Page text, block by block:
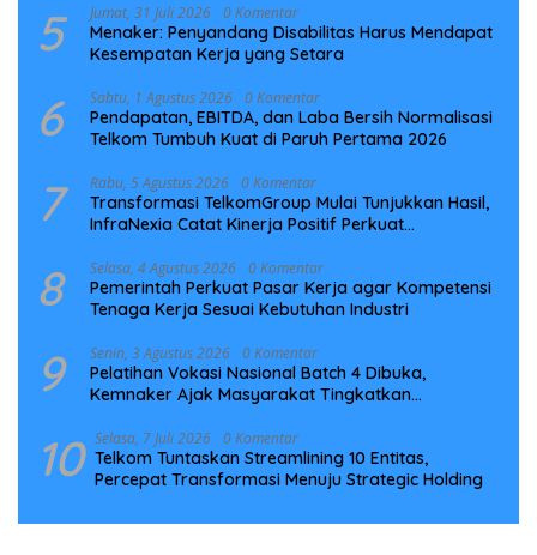
5 Jumat, 31 Juli 2026 0 Komentar
Menaker: Penyandang Disabilitas Harus Mendapat
Kesempatan Kerja yang Setara
6 Sabtu, 1 Agustus 2026 0 Komentar
Pendapatan, EBITDA, dan Laba Bersih Normalisasi
Telkom Tumbuh Kuat di Paruh Pertama 2026
7 Rabu, 5 Agustus 2026 0 Komentar
Transformasi TelkomGroup Mulai Tunjukkan Hasil,
InfraNexia Catat Kinerja Positif Perkuat
8 Selasa, 4 Agustus 2026 0 Komentar
Pemerintah Perkuat Pasar Kerja agar Kompetensi
Tenaga Kerja Sesuai Kebutuhan Industri
9 Senin, 3 Agustus 2026 0 Komentar
Pelatihan Vokasi Nasional Batch 4 Dibuka,
Kemnaker Ajak Masyarakat Tingkatkan
10 Selasa, 7 Juli 2026 0 Komentar
Telkom Tuntaskan Streamlining 10 Entitas,
Percepat Transformasi Menuju Strategic Holding